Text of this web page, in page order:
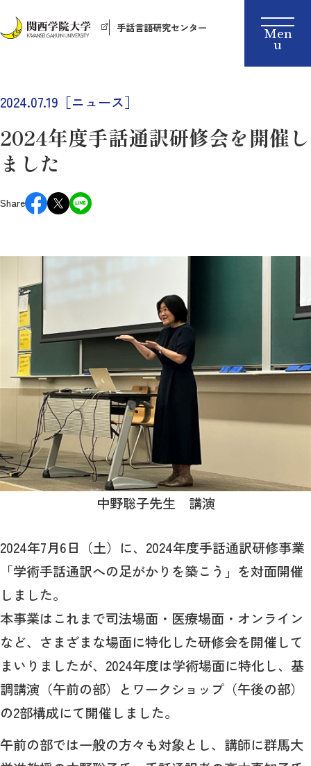
手話言語研究センター
2024.07.19［ニュース］
2024年度手話通訳研修会を開催し
ました
Share
中野聡子先生 講演
2024年7月6日（土）に、2024年度手話通訳研修事業
「学術手話通訳への足がかりを築こう」を対面開催
しました。
本事業はこれまで司法場面・医療場面・オンライン
など、さまざまな場面に特化した研修会を開催して
まいりましたが、2024年度は学術場面に特化し、基
調講演（午前の部）とワークショップ（午後の部）
の2部構成にて開催しました。
午前の部では一般の方々も対象とし、講師に群馬大